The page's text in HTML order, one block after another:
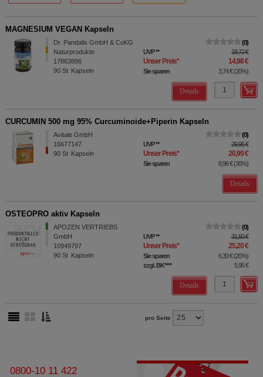
MAGNESIUM VEGAN Kapseln
Dr. Pandalis GmbH & CoKG
Naturprodukte
17863886
90 St Kapseln
0
UVP** 18,72 €
Unser Preis* 14,98 €
Sie sparen 3,74 €(20%)
Details
CURCUMIN 500 mg 95% Curcuminoide+Piperin Kapseln
Avitale GmbH
16677147
90 St Kapseln
0
UVP** 29,95 €
Unser Preis* 20,99 €
Sie sparen 8,96 €(30%)
Details
OSTEOPRO aktiv Kapseln
APOZEN VERTRIEBS
GmbH
10949797
90 St Kapseln
0
UVP** 31,50 €
Unser Preis* 25,20 €
Sie sparen 6,30 €(20%)
zzgl. BK**** 5,95 €
Details
pro Seite
0800-10 11 422